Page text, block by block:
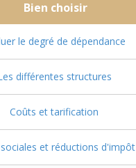
Bien choisir
le degré de dépendance
différentes structures
Coûts et tarification
et réductions d'impôt